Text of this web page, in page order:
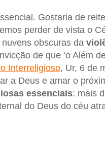
Gostaria de
perder de vista o
obscuras da
de que ‘o Além
Interreligioso, Ur, 6 de
a Deus e amar o
essenciais: mais
do Deus do céu